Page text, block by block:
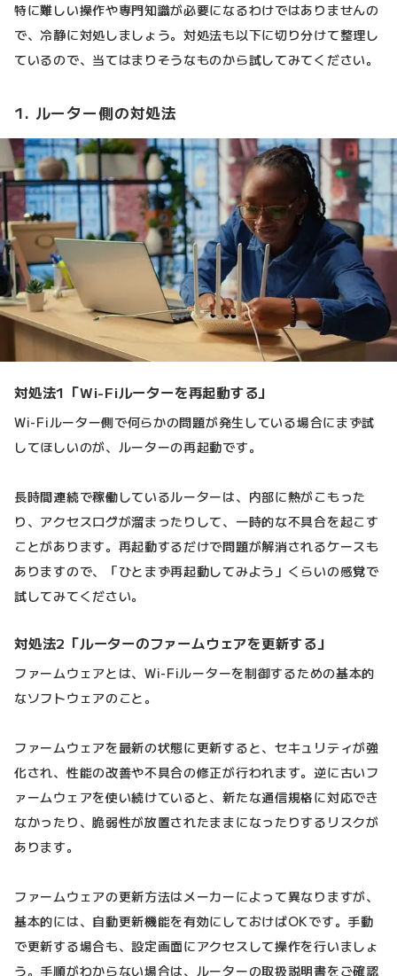
特に難しい操作や専門知識が必要になるわけではありませんの
で、冷静に対処しましょう。対処法も以下に切り分けて整理し
ているので、当てはまりそうなものから試してみてください。
1. ルーター側の対処法
対処法1「Wi-Fiルーターを再起動する」
Wi-Fiルーター側で何らかの問題が発生している場合にまず試
してほしいのが、ルーターの再起動です。
長時間連続で稼働しているルーターは、内部に熱がこもった
り、アクセスログが溜まったりして、一時的な不具合を起こす
ことがあります。再起動するだけで問題が解消されるケースも
ありますので、「ひとまず再起動してみよう」くらいの感覚で
試してみてください。
対処法2「ルーターのファームウェアを更新する」
ファームウェアとは、Wi-Fiルーターを制御するための基本的
なソフトウェアのこと。
ファームウェアを最新の状態に更新すると、セキュリティが強
化され、性能の改善や不具合の修正が行われます。逆に古いフ
ァームウェアを使い続けていると、新たな通信規格に対応でき
なかったり、脆弱性が放置されたままになったりするリスクが
あります。
ファームウェアの更新方法はメーカーによって異なりますが、
基本的には、自動更新機能を有効にしておけばOKです。手動
で更新する場合も、設定画面にアクセスして操作を行いましょ
う。手順がわからない場合は、ルーターの取扱説明書をご確認